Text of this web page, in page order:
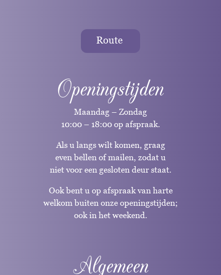
Route
Openingstijden
Maandag – Zondag
10:00 – 18:00 op afspraak.
Als u langs wilt komen, graag
even bellen of mailen, zodat u
niet voor een gesloten deur staat.
Ook bent u op afspraak van harte
welkom buiten onze openingstijden;
ook in het weekend.
Algemeen